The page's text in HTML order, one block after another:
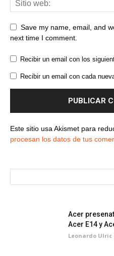
Save my name, email, and
next time I comment.
Recibir un email con los
Recibir un email con cada
Este sitio usa Akismet para
procesan los datos de tus
Acer
Acer E14 y
Leonardo